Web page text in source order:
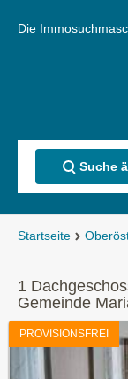
Die
Suche
Startseite
1
Gemeinde
PROVISIONSFREI